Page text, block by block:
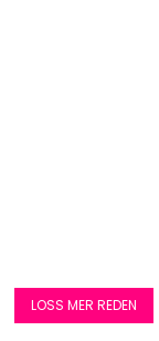
LOSS MER REDEN